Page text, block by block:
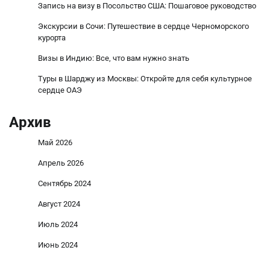
Запись на визу в Посольство США: Пошаговое руководство
Экскурсии в Сочи: Путешествие в сердце Черноморского
курорта
Визы в Индию: Все, что вам нужно знать
Туры в Шарджу из Москвы: Откройте для себя культурное
сердце ОАЭ
Архив
Май 2026
Апрель 2026
Сентябрь 2024
Август 2024
Июль 2024
Июнь 2024